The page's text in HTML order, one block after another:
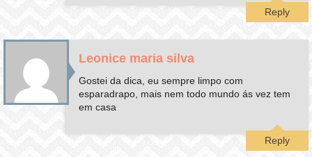
Reply
Leonice maria silva
Gostei da dica, eu sempre limpo com
esparadrapo, mais nem todo mundo ás vez tem
em casa
Reply